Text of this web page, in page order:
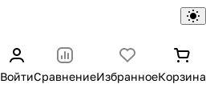
ВойтиСравнениеИзбранноеКорзина